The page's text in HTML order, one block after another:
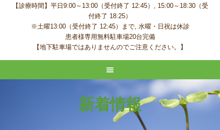
【診療時間】平日9:00～13:00（受付終了 12:45）, 15:00～18:30（受
付終了 18:25）
※土曜13:00（受付終了 12:45）まで, 水曜・日祝は休診
患者様専用無料駐車場20台完備
【地下駐車場ではありませんのでご注意ください。】
新着情報